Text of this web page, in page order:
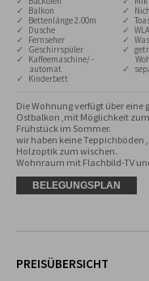
✓ Balkon
✓ Bettenlänge 2.00m
✓ Dusche
✓ Fernseher
✓ Geschirrspüler
✓ Kaffeemaschine/ -
automat
✓ Kinderbett
✓
✓
✓
✓
✓
✓
Die Wohnung verfügt über eine
Ostbalkon ,mit Möglichkeit
Frühstück im Sommer.
wir haben keine Teppichböden
Holzoptik zum wischen.
Wohnraum mit Flachbild-TV
BELEGUNGSPLAN
PREISÜBERSICHT